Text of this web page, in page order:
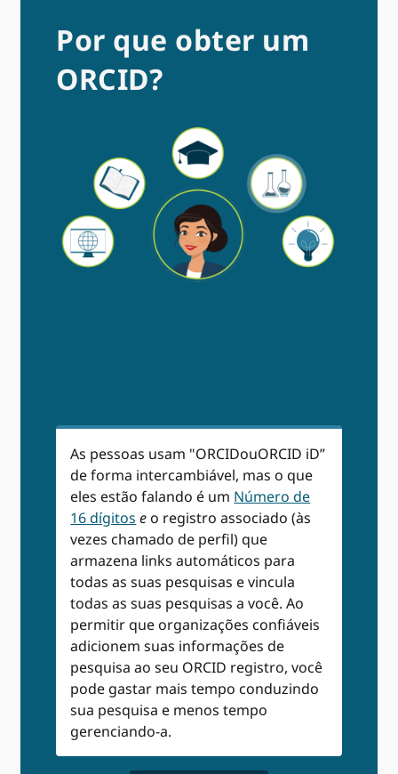
Por que obter um
ORCID?
As pessoas usam "ORCIDouORCID iD”
de forma intercambiável, mas o que
eles estão falando é um Número de
16 dígitos e o registro associado (às
vezes chamado de perfil) que
armazena links automáticos para
todas as suas pesquisas e vincula
todas as suas pesquisas a você. Ao
permitir que organizações confiáveis ​​
adicionem suas informações de
pesquisa ao seu ORCID registro, você
pode gastar mais tempo conduzindo
sua pesquisa e menos tempo
gerenciando-a.